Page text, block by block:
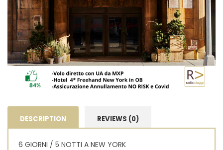
DESCRIPTION REVIEWS (0)
6 GIORNI / 5 NOTTI A NEW YORK